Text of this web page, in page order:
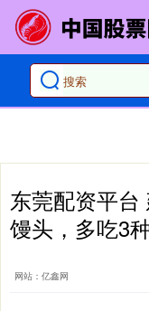
东莞配资平台
馒头，多吃3
网站：亿鑫网